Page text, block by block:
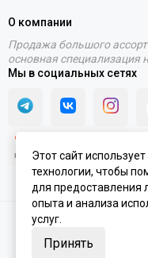
О компании
Продажа большого
основная специализация
Мы в социальных сетях
2020 - 2026 © Интернет-
Игоревич ОГРНИП
Этот сайт
технологии, чтобы
для предоставления
опыта и анализа
услуг.
Принять